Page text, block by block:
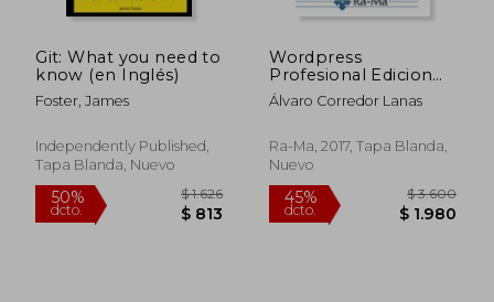
Git: What you need to
know (en Inglés)
Foster, James
Independently Published,
Tapa Blanda, Nuevo
Wordpress
Profesional Edicion
2017 Desarrollo
Proyectos
Álvaro Corredor Lanas
Ra-Ma, 2017, Tapa Blanda,
Nuevo